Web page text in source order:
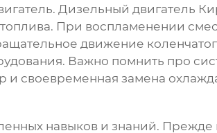
Дизельный двигатель
При воспламенении
движение
Важно помнить про
и своевременная замена
навыков и знаний. Прежде